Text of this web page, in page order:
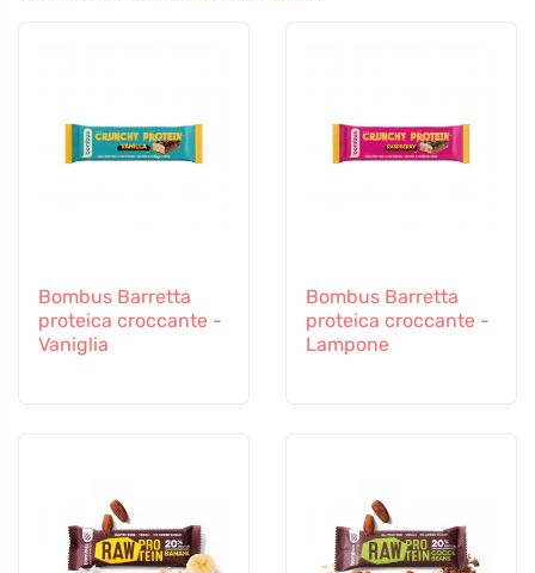
Bombus Barretta
proteica croccante -
Vaniglia
Bombus Barretta
proteica croccante -
Lampone